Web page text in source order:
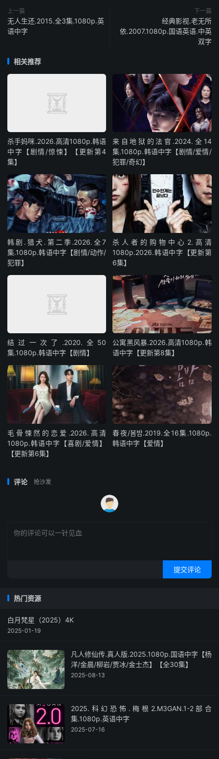
上一篇
无人生还.2015.全3集.1080p.英
语中字
下一篇
经典影视.老无所
依.2007.1080p.国语英语.中英
双字
相关推荐
杀手妈咪.2026.高清1080p.韩语
中字【剧情/惊悚】【更新第4
集】
来自地狱的法官.2024.全14
集.1080p.韩语中字【剧情/爱情/
犯罪/奇幻】
韩剧.猎犬.第二季.2026.全7
集.1080p.韩语中字【剧情/动作/
犯罪】
杀人者的购物中心2.高清
1080p.2026.韩语中字【更新第
6集】
结过一次了.2020.全50
集.1080p.韩语中字【剧情】
公寓黑风暴.2026.高清1080p.韩
语中字【更新第8集】
毛骨悚然的恋爱.2026.高清
1080p.韩语中字【喜剧/爱情】
【更新第6集】
春夜/봄밤‎.2019.全16集.1080p.
韩语中字【爱情】
评论 抢沙发
提交评论
热门资源
白月梵星（2025）4K
2025-01-19
凡人修仙传.真人版.2025.1080p.国语中字【杨
洋/金晨/柳岩/贾冰/金士杰】【全30集】
2025-08-13
2025.科幻恐怖.梅根2.M3GAN.1-2部合
集.1080p.英语中字
2025-07-16